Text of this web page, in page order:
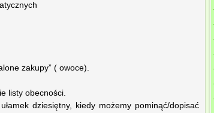
zakupy” ( owoce).
listy obecności.
dziesiętny, kiedy możemy pominąć/dopisać